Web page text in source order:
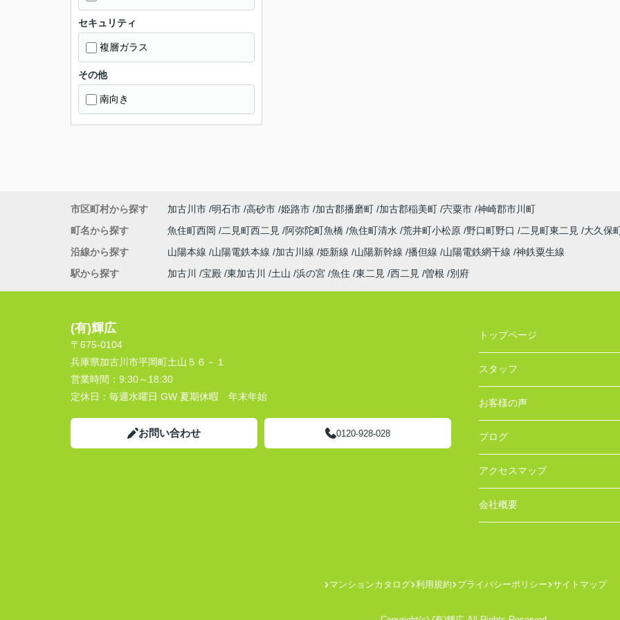
セキュリティ
複層ガラス
その他
南向き
市区町村から探す 加古川市 明石市 高砂市 姫路市 加古郡播磨町 加古郡稲美町 宍粟市 神崎郡市川町
町名から探す
魚住町西岡 二見町西二見 阿弥陀町魚橋 魚住町清水 荒井町小松原 野口町野口 二見町東二見 大久保
沿線から探す
山陽本線 山陽電鉄本線 加古川線 姫新線 山陽新幹線 播但線 山陽電鉄網干線 神鉄粟生線
駅から探す
加古川 宝殿 東加古川 土山 浜の宮 魚住 東二見 西二見 曽根 別府
(有)輝広
〒675-0104
兵庫県加古川市平岡町土山５６－１
営業時間： 9:30～18:30
定休日： 毎週水曜日 GW 夏期休暇 年末年始
お問い合わせ 0120-928-028
トップページ
スタッフ
お客様の声
ブログ
アクセスマップ
会社概要
マンションカタログ 利用規約 プライバシーポリシー サイトマップ